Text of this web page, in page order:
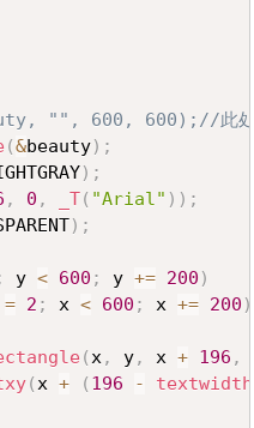
"", 600, 600);//此处
(&beauty) ;
) ;
, 0 , _T( "Arial" ) ) ;
) ;
y < 600 ; y += 200 )
= 2 ; x < 600 ; x += 200 )
(x, y, x + 196 ,
(x + ( 196 - textwidth